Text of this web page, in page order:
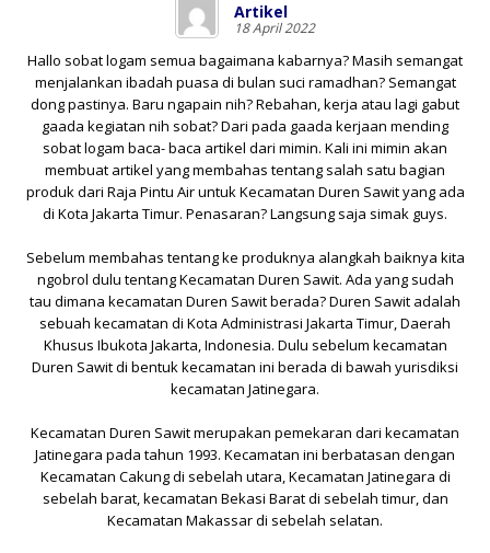
Artikel
18 April 2022
Hallo sobat logam semua bagaimana kabarnya? Masih semangat
menjalankan ibadah puasa di bulan suci ramadhan? Semangat
dong pastinya. Baru ngapain nih? Rebahan, kerja atau lagi gabut
gaada kegiatan nih sobat? Dari pada gaada kerjaan mending
sobat logam baca- baca artikel dari mimin. Kali ini mimin akan
membuat artikel yang membahas tentang salah satu bagian
produk dari Raja Pintu AiruntukKecamatan Duren Sawityang ada
di Kota Jakarta Timur. Penasaran? Langsung saja simak guys.
Sebelum membahas tentang ke produknya alangkah baiknya kita
ngobrol dulu tentangKecamatan Duren Sawit. Ada yang sudah
tau dimana kecamatan Duren Sawit berada? Duren Sawit adalah
sebuah kecamatan di Kota Administrasi Jakarta Timur,Daerah
Khusus Ibukota Jakarta,Indonesia. Dulu sebelum kecamatan
Duren Sawit di bentuk kecamatan ini berada di bawah yurisdiksi
kecamatan Jatinegara.
Kecamatan Duren Sawit merupakan pemekaran dari kecamatan
Jatinegara pada tahun 1993. Kecamatan ini berbatasan dengan
Kecamatan Cakungdi sebelah utara,Kecamatan Jatinegara di
sebelah barat,kecamatan Bekasi Baratdi sebelah timur, dan
Kecamatan Makassardi sebelah selatan.